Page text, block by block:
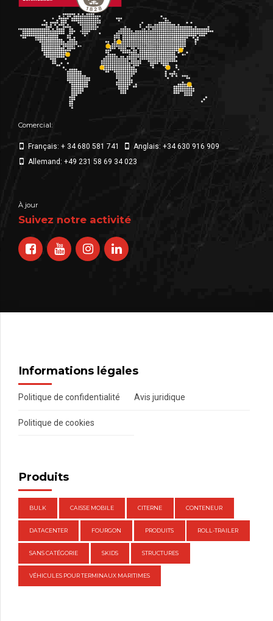
Comercial:
Français: + 34 680 581 741
Anglais: +34 630 916 909
Allemand: +49 231 58 69 34 023
À jour
Suivez notre activité
Informations légales
Politique de confidentialité Avis juridique
Politique de cookies
Produits
BULK CAISSE MOBILE CITERNE CONTENEUR
DATACENTER FOURGON PRODUITS ROLL-TRAILER
SANS CATÉGORIE SKIDS STRUCTURES
VÉHICULES POUR TERMINAUX MARITIMES